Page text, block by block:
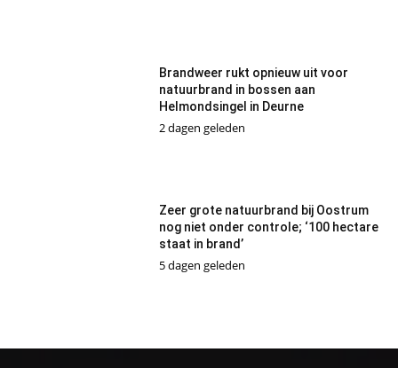
Brandweer rukt opnieuw uit voor
natuurbrand in bossen aan
Helmondsingel in Deurne
2 dagen geleden
Zeer grote natuurbrand bij Oostrum
nog niet onder controle; ‘100 hectare
staat in brand’
5 dagen geleden